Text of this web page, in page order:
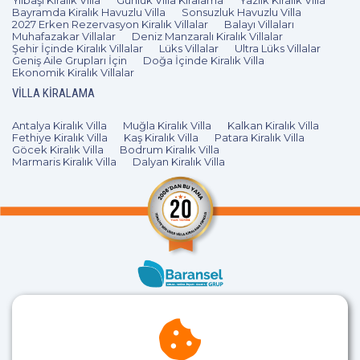
Sarıbelen de kiralık villa size uygun fırsatlarla aradığınız
tatili ev konforunda yaşatıyor. Ev rahatlığı sunan güvenilir
villaları ile keyfini sonuna kadar çıkarabileceğiniz bir tatil
fırsatı sunuyor. Villalar da bulunan her bir özellik fiyatının
belirlenmesinde rol oynuyor. Havuz, jakuzi, sauna, hayvan
dostu villa, oda sayısı, süit odaları ve tuvalet sayısı gibi
daha bir çok kriter fiyata etki edebiliyor. Şehrin
kalabalığından ve gürültüsünden uzak Saribelen kiralık
villalardan size uygun tatil fırsatlarını
Bayramda Kiralık Havuzlu Villa
Sonsuzluk Havuzlu Villa
2027 Erken Rezervasyon Kiralık Villalar
Balayı Villaları
Muhafazakar Villalar
Deniz Manzaralı Kiralık Villalar
Şehir İçinde Kiralık Villalar
Lüks Villalar
Ultra Lüks Villalar
Geniş Aile Grupları İçin
Doğa İçinde Kiralık Villa
Ekonomik Kiralık Villalar
VILLA KIRALAMA
Antalya Kiralık Villa Muğla Kiralık Villa
Kalkan Kiralık Villa
Fethiye Kiralık Villa
Kaş Kiralık Villa
Patara Kiralık Villa
Göcek Kiralık Villa
Bodrum Kiralık Villa
Marmaris Kiralık Villa
Dalyan Kiralık Villa